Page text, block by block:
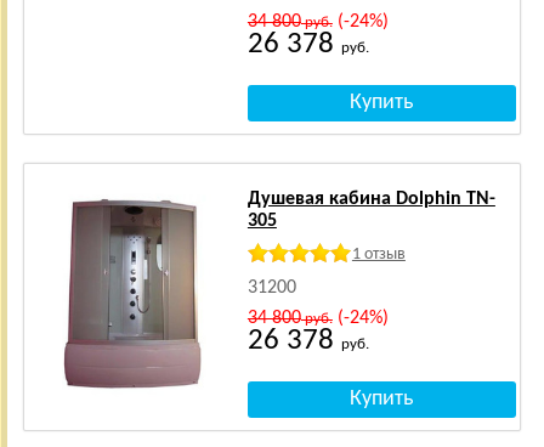
34 800руб.(-24%)
26 378 руб.
Душевая кабина Dolphin TN-
305
1 отзыв
31200
34 800руб.(-24%)
26 378 руб.